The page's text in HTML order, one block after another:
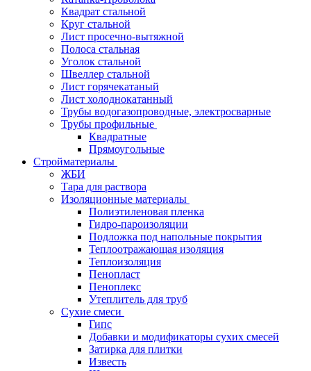
Квадрат стальной
Круг стальной
Лист просечно-вытяжной
Полоса стальная
Уголок стальной
Швеллер стальной
Лист горячекатаный
Лист холоднокатанный
Трубы водогазопроводные, электросварные
Трубы профильные
Квадратные
Прямоугольные
Стройматериалы
ЖБИ
Тара для раствора
Изоляционные материалы
Полиэтиленовая пленка
Гидро-пароизоляции
Подложка под напольные покрытия
Теплоотражающая изоляция
Теплоизоляция
Пенопласт
Пеноплекс
Утеплитель для труб
Сухие смеси
Гипс
Добавки и модификаторы сухих смесей
Затирка для плитки
Известь